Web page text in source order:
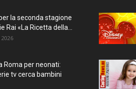
la seconda stagione
Rai «La Ricetta della...
Roma per neonati:
tv cerca bambini